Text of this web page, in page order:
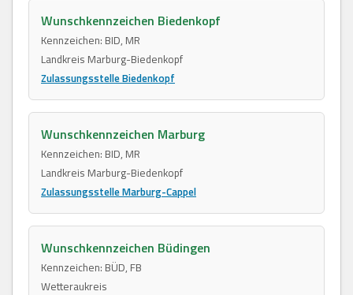
Wunschkennzeichen Biedenkopf
Kennzeichen: BID, MR
Landkreis Marburg-Biedenkopf
Zulassungsstelle Biedenkopf
Wunschkennzeichen Marburg
Kennzeichen: BID, MR
Landkreis Marburg-Biedenkopf
Zulassungsstelle Marburg-Cappel
Wunschkennzeichen Büdingen
Kennzeichen: BÜD, FB
Wetteraukreis